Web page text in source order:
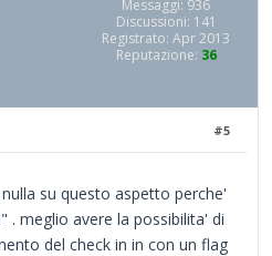
Messaggi: 936
Discussioni: 141
Registrato: Apr 2013
Reputazione: 36
#5
su questo aspetto perche'
. meglio avere la possibilita' di
del check in in con un flag